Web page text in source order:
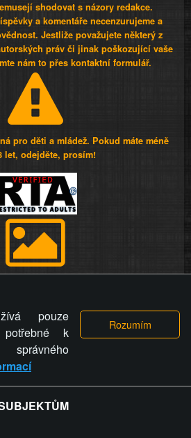
shodovat s názory redakce.
a komentáře necenzurujeme a
Jestliže považujete některý z
práv či jinak poškozující vaše
nám to přes kontaktní formulář.
pro děti a mládež. Pokud máte méně
let, odejděte, prosím!
které se toto opatření provozovatele
která umístila fotografii nebo video na
odstranění fotografie, videa nebo
uvedenou okolnost uplatnit vůči
nárok na náhradu škody nebo
újmy.
není zvrácenej. To jen
pouze
potřebné k